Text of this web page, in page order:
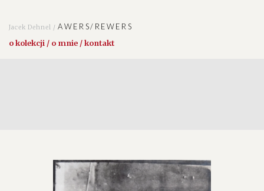
Jacek Dehnel /AWERS/REWERS
o kolekcji / o mnie / kontakt